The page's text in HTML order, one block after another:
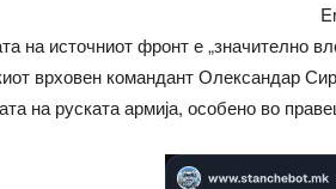
на источниот фронт е „значително
врховен командант Олександар
на руската армија, особено во